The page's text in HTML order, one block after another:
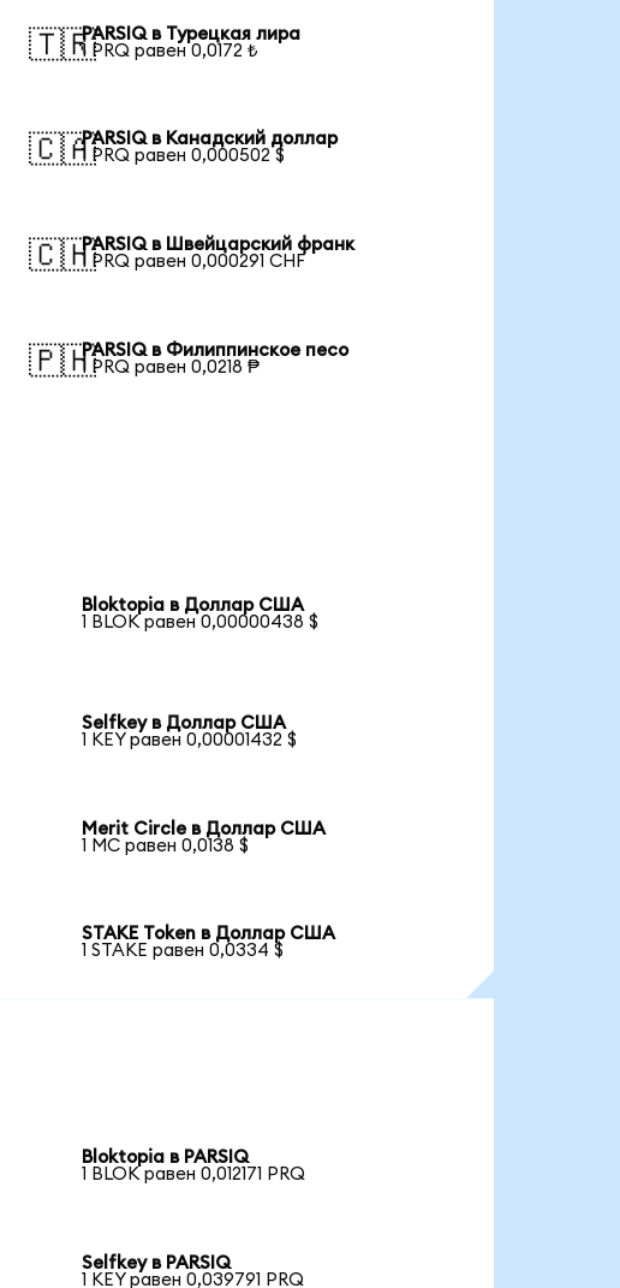
🇹🇷PARSIQ в Турецкая лира
1 PRQ равен 0,0172 ₺
🇨🇦PARSIQ в Канадский доллар
1 PRQ равен 0,000502 $
🇨🇭PARSIQ в Швейцарский франк
1 PRQ равен 0,000291 CHF
🇵🇭PARSIQ в Филиппинское песо
1 PRQ равен 0,0218 ₱
Bloktopia в Доллар США
1 BLOK равен 0,00000438 $
Selfkey в Доллар США
1 KEY равен 0,00001432 $
Merit Circle в Доллар США
1 MC равен 0,0138 $
STAKE Token в Доллар США
1 STAKE равен 0,0334 $
Bloktopia в PARSIQ
1 BLOK равен 0,012171 PRQ
Selfkey в PARSIQ
1 KEY равен 0,039791 PRQ